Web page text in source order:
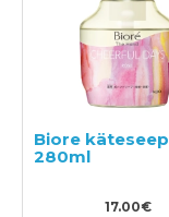
Biore käteseep
280ml
17.00€